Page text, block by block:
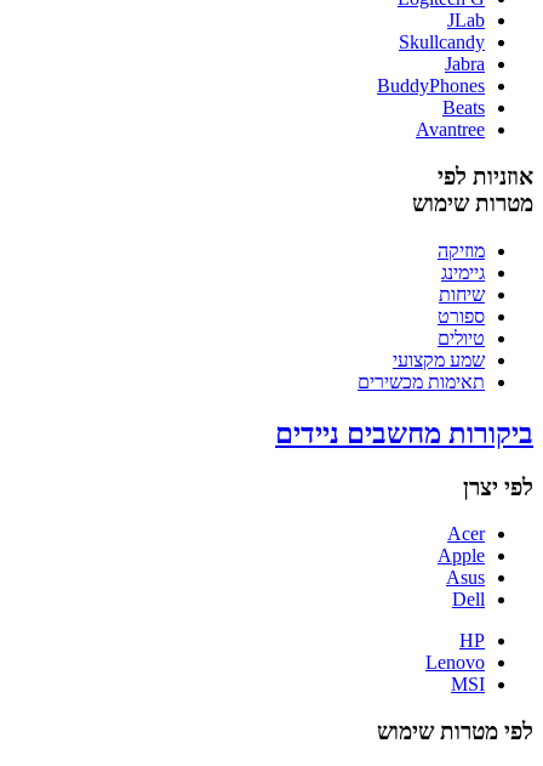
JLab
Skullcandy
Jabra
BuddyPhones
Beats
Avantree
אוזניות לפי
מטרות שימוש
מוזיקה
גיימינג
שיחות
ספורט
טיולים
שמע מקצועי
תאימות מכשירים
ביקורות מחשבים ניידים
לפי יצרן
Acer
Apple
Asus
Dell
HP
Lenovo
MSI
לפי מטרות שימוש